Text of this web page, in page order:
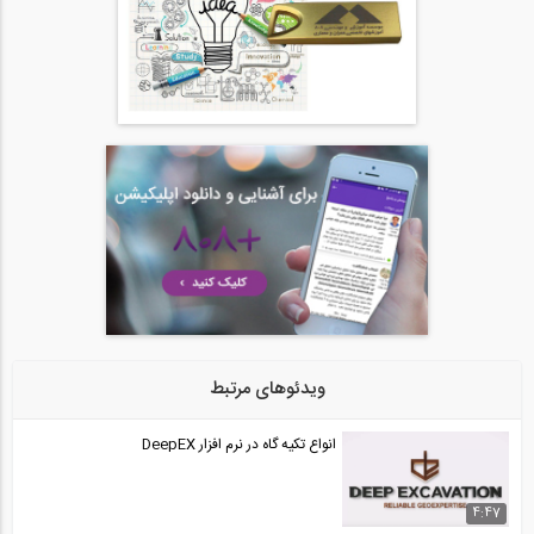
آموزش ویدیویی ترجمه و دوبله شده فارسی...
آموزش ویدیویی ترجمه و دوبله شده فارسی...
آموزش ویدیویی ترجمه و دوبله شده فارسی...
1:00:00
ویدئوهای مرتبط
4:47
انواع تکیه گاه در نرم افزار DeepEX